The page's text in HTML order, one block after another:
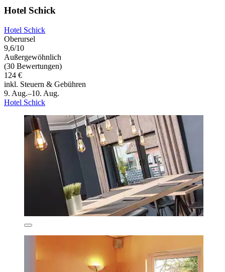
Hotel Schick
Hotel Schick
Oberursel
9,6/10
Außergewöhnlich
(30 Bewertungen)
124 €
inkl. Steuern & Gebühren
9. Aug.–10. Aug.
Hotel Schick